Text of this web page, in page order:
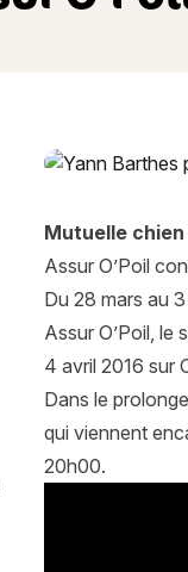
Assur O’Poil
Mutuelle chien
Assur O’Poil
Du 28 mars au
Assur O’Poil, le
4 avril 2016 sur
Dans le
qui viennent
20h00.